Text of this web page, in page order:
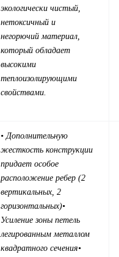
экологически чистый,
нетоксичный и
негорючий материал,
который обладает
высокими
теплоизолирующими
свойствами.
• Дополнительную
жесткость конструкции
придает особое
расположение ребер (2
вертикальных, 2
горизонтальных)•
Усиление зоны петель
легированным металлом
квадратного сечения•